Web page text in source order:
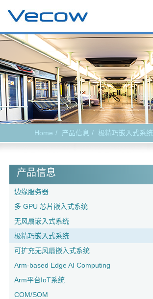
Home 产品信息 极精巧嵌入式系统
产品信息
边缘服务器
多 GPU 芯片嵌入式系统
无风扇嵌入式系统
极精巧嵌入式系统
可扩充无风扇嵌入式系统
Arm-based Edge AI Computing
Arm平台IoT系统
COM/SOM